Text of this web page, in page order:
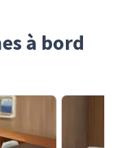
à bord